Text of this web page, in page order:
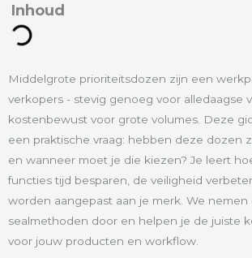
Middelgrote prioriteitsdozen zijn een
verkopers - stevig genoeg voor alledaagse
kostenbewust voor grote volumes. Deze
een praktische vraag: hebben deze dozen
en wanneer moet je die kiezen? Je leert
functies tijd besparen, de veiligheid
worden aangepast aan je merk. We nemen
sealmethoden door en helpen je de juiste
voor jouw producten en workflow.